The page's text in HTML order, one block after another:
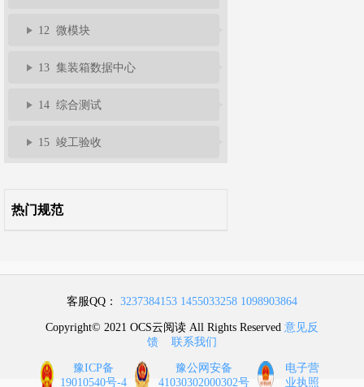
12 微模块
13 集装箱数据中心
14 综合测试
15 竣工验收
热门规范
客服QQ： 3237384153 1455033258 1098903864
Copyright© 2021 OCS云阅读 All Rights Reserved 意见反
馈
联系我们
豫ICP备
19010540号-4
豫公网安备
41030302000302号
电子营
业执照